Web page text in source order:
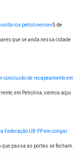
petrolinenses5 de
que se anda nessa cidade
conclusão de recapeamento em
em Petrolina, viemos aqui
Federação UB-PP em coligar
que passa as portas se fecham.